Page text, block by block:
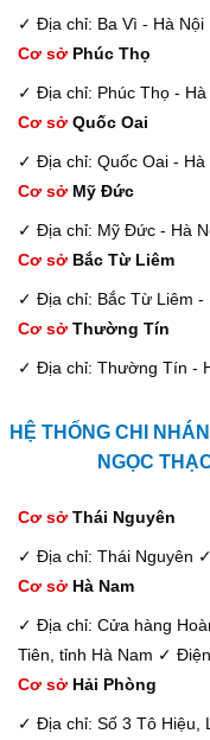
✓ Địa chỉ: Ba Vì - Hà Nội
Cơ sở Phúc Thọ
✓ Địa chỉ: Phúc Thọ - Hà
Cơ sở Quốc Oai
✓ Địa chỉ: Quốc Oai - Hà
Cơ sở Mỹ Đức
✓ Địa chỉ: Mỹ Đức - Hà
Cơ sở Bắc Từ Liêm
✓ Địa chỉ: Bắc Từ Liêm -
Cơ sở Thường Tín
✓ Địa chỉ: Thường Tín -
HỆ THỐNG CHI
NGỌC
Cơ sở Thái Nguyên
✓ Địa chỉ: Thái Nguyên
Cơ sở Hà Nam
✓ Địa chỉ: Cửa hàng
Tiên, tỉnh Hà Nam ✓
Cơ sở Hải Phòng
✓ Địa chỉ: Số 3 Tô Hiệu,